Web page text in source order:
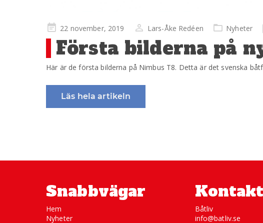
Publicerad
på
22 november, 2019 Lars-Åke Redéen Nyheter
Första bilderna på
Här är de första bilderna på Nimbus T8. Detta är det svenska
Läs hela artikeln
Snabbvägar
Hem
Nyheter
Båtliv
info@batliv.se